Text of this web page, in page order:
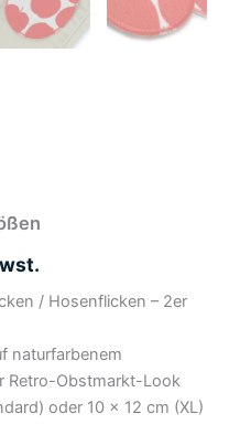
/ Hosenflicken – 2er
naturfarbenem
Retro-Obstmarkt-Look
oder 10 × 12 cm (XL)